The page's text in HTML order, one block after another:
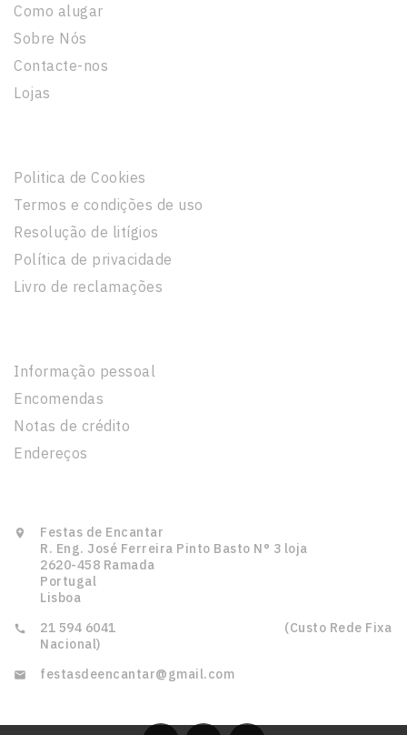
Como alugar
Sobre Nós
Contacte-nos
Lojas
Politica de Cookies
Termos e condições de uso
Resolução de litígios
Política de privacidade
Livro de reclamações
Informação pessoal
Encomendas
Notas de crédito
Endereços

Festas de Encantar
R. Eng. José Ferreira Pinto Basto N° 3 loja
2620-458 Ramada
Portugal
Lisboa

21 594 6041‎ ‎ ‎ ‎ ‎ ‎ ‎ ‎ ‎ ‎ ‎ ‎ ‎ ‎ ‎ ‎‎ ‎ ‎ ‎ ‎ ‎ ‎ ‎ ‎ ‎ ‎ ‎ ‎ ‎ ‎ ‎ ‎‎ ‎ ‎ ‎ ‎ ‎ ‎ ‎ ‎ ‎ ‎ ‎ ‎ ‎ ‎ ‎ ‎ ‎ ‎ ‎ ‎ ‎ (Custo Rede Fixa
Nacional)
